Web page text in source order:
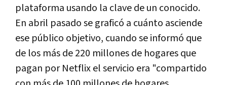
plataforma usando la clave de un conocido.
En abril pasado se graficó a cuánto asciende
ese público objetivo, cuando se informó que
de los más de 220 millones de hogares que
pagan por Netflix el servicio era "compartido